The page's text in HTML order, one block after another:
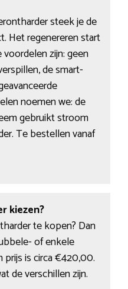
steek je de
Het regenereren start
zijn: geen
de smart-
noemen we: de
gebruikt stroom
Te bestellen vanaf
kiezen?
te kopen? Dan
of enkele
prijs is circa €420,00.
de verschillen zijn.